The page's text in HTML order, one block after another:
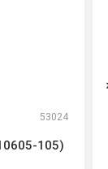
53024
105)